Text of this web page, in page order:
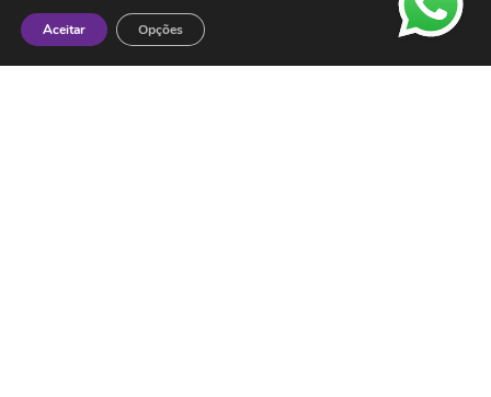
Política de Privacidade
Aceitar Opções